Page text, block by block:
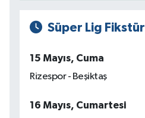
Süper Lig Fikstür
15 Mayıs, Cuma
Rizespor - Beşiktaş
16 Mayıs, Cumartesi